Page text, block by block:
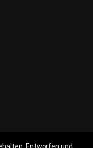
Entworfen und